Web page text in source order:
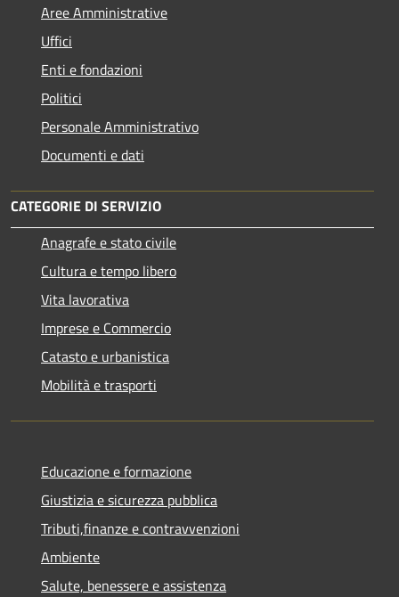
Aree Amministrative
Uffici
Enti e fondazioni
Politici
Personale Amministrativo
Documenti e dati
CATEGORIE DI SERVIZIO
Anagrafe e stato civile
Cultura e tempo libero
Vita lavorativa
Imprese e Commercio
Catasto e urbanistica
Mobilità e trasporti
Educazione e formazione
Giustizia e sicurezza pubblica
Tributi,finanze e contravvenzioni
Ambiente
Salute, benessere e assistenza